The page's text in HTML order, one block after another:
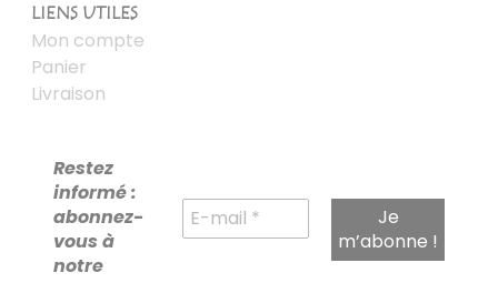
LIENS UTILES
Mon compte
Panier
Livraison
Restez
informé :
abonnez-
vous à
notre